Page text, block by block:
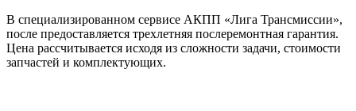
В специализированном сервисе АКПП «Лига Трансмиссии»,
после предоставляется трехлетняя послеремонтная гарантия.
Цена рассчитывается исходя из сложности задачи, стоимости
запчастей и комплектующих.